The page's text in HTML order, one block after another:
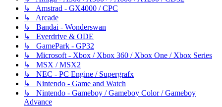
↳ Amstrad - GX4000 / CPC
↳ Arcade
↳ Bandai - Wonderswan
↳ Everdrive & ODE
↳ GamePark - GP32
↳ Microsoft - Xbox / Xbox 360 / Xbox One / Xbox Series
↳ MSX / MSX2
↳ NEC - PC Engine / Supergrafx
↳ Nintendo - Game and Watch
↳ Nintendo - Gameboy / Gameboy Color / Gameboy
Advance